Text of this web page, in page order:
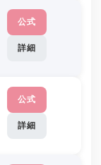
公式
詳細
公式
詳細